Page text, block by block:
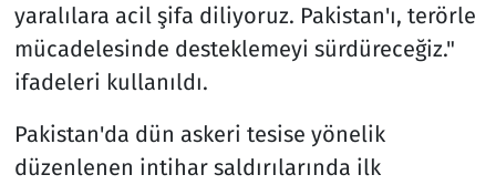
yaralılara acil şifa diliyoruz. Pakistan'ı, terörle
mücadelesinde desteklemeyi sürdüreceğiz."
ifadeleri kullanıldı.
Pakistan'da dün askeri tesise yönelik
düzenlenen intihar saldırılarında ilk